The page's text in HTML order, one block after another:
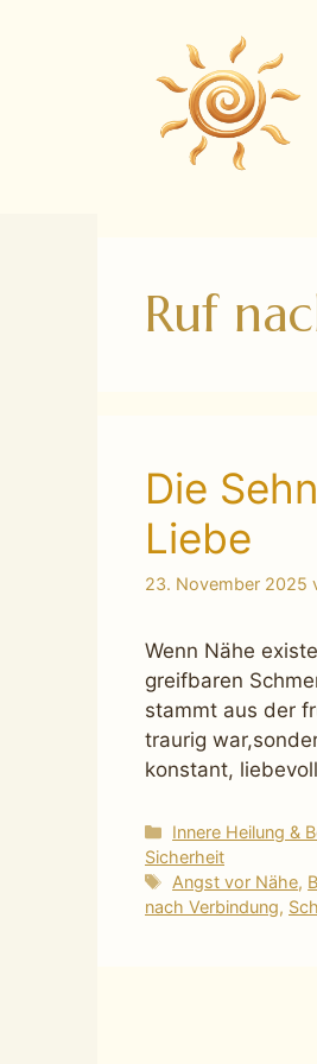
Ruf
Die
Liebe
23. November 2025
Wenn Nähe
greifbaren
stammt aus der
traurig
konstant,
Kategorien
Innere Heilung &
Sicherheit
Schlagwörter
Angst vor Nähe,
nach Verbindung,